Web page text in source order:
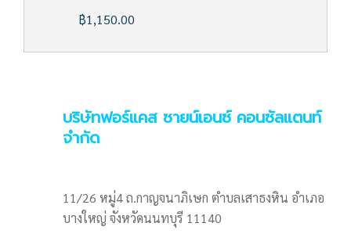
฿1,150.00
บริษัทฟอร์แคส ซายน์เอนซ์ คอนซัลแตนท์
จำกัด
11/26 หมู่4 ถ.กาญจนาภิเษก ตำบลเสาธงหิน อำเภอ
บางใหญ่ จังหวัดนนทบุรี 11140